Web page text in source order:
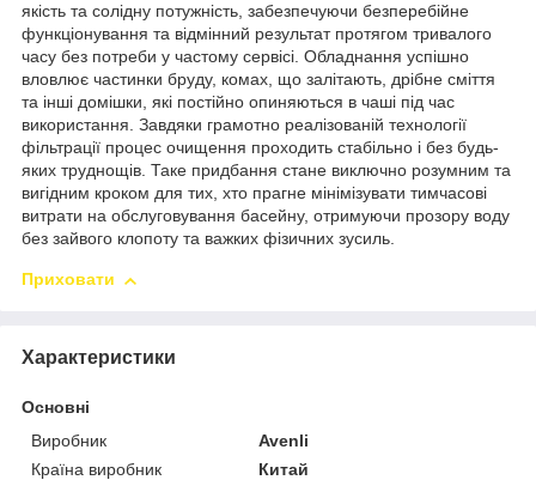
якість та солідну потужність, забезпечуючи безперебійне
функціонування та відмінний результат протягом тривалого
часу без потреби у частому сервісі. Обладнання успішно
вловлює частинки бруду, комах, що залітають, дрібне сміття
та інші домішки, які постійно опиняються в чаші під час
використання. Завдяки грамотно реалізованій технології
фільтрації процес очищення проходить стабільно і без будь-
яких труднощів. Таке придбання стане виключно розумним та
вигідним кроком для тих, хто прагне мінімізувати тимчасові
витрати на обслуговування басейну, отримуючи прозору воду
без зайвого клопоту та важких фізичних зусиль.
Приховати
Характеристики
Основні
Виробник
Avenli
Країна виробник
Китай